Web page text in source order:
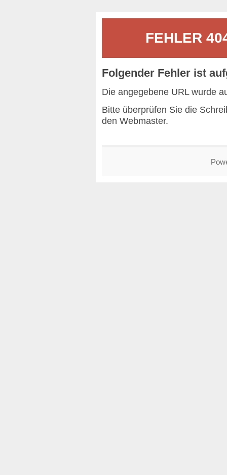
FEHLER
Folgender Fehler ist
Die angegebene URL wurde
Bitte überprüfen Sie die
den Webmaster.